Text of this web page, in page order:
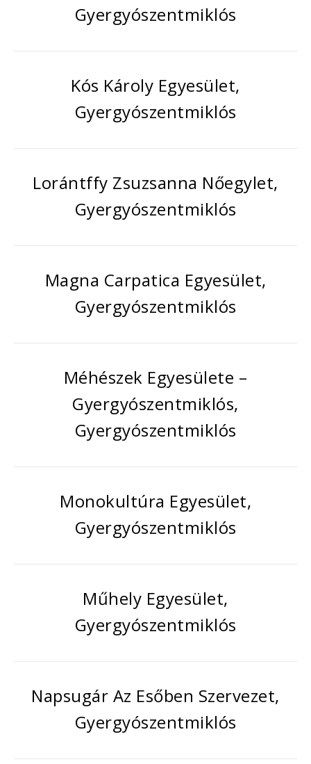
Gyergyószentmiklós
Kós Károly Egyesület,
Gyergyószentmiklós
Lorántffy Zsuzsanna Nőegylet,
Gyergyószentmiklós
Magna Carpatica Egyesület,
Gyergyószentmiklós
Méhészek Egyesülete –
Gyergyószentmiklós,
Gyergyószentmiklós
Monokultúra Egyesület,
Gyergyószentmiklós
Műhely Egyesület,
Gyergyószentmiklós
Napsugár Az Esőben Szervezet,
Gyergyószentmiklós